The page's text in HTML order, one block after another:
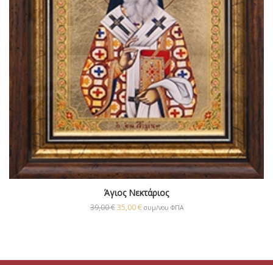
Άγιος Νεκτάριος
39,00€ 35,00€ συμ/νου ΦΠΑ